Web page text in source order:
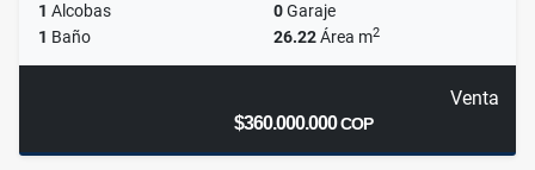
1 Alcobas 0Garaje
1 Baño 26.22Área m2
Venta
$360.000.000COP